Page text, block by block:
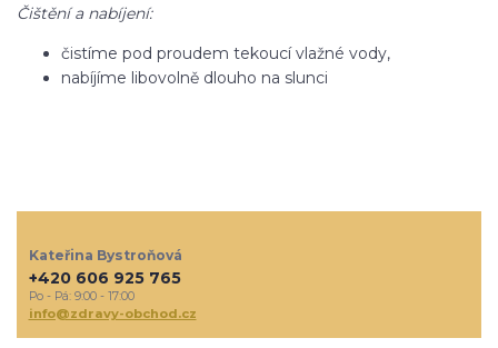
Čištění a nabíjení:
čistíme pod proudem tekoucí vlažné vody,
nabíjíme libovolně dlouho na slunci
Kateřina Bystroňová
+420 606 925 765
Po - Pá: 9:00 - 17:00
info@zdravy-obchod.cz